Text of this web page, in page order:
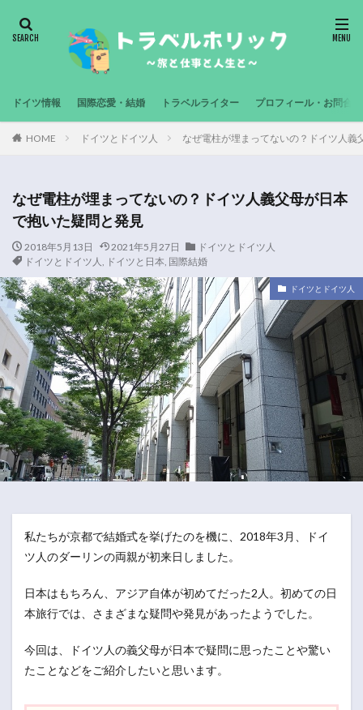
ドイツ情報 国際恋愛・結婚 トラベルライター プロフィール・お問合せ
HOME ドイツとドイツ人 なぜ電柱が埋まってないの？ドイツ人義
なぜ電柱が埋まってないの？ドイツ人義父母が日本
で抱いた疑問と発見
2018年5月13日 2021年5月27日
ドイツとドイツ人
ドイツとドイツ人, ドイツと日本, 国際結婚
ドイツとドイツ人
私たちが京都で結婚式を挙げたのを機に、2018年3月、ドイ
ツ人のダーリンの両親が初来日しました。
日本はもちろん、アジア自体が初めてだった2人。初めての日
本旅行では、さまざまな疑問や発見があったようでした。
今回は、ドイツ人の義父母が日本で疑問に思ったことや驚い
たことなどをご紹介したいと思います。